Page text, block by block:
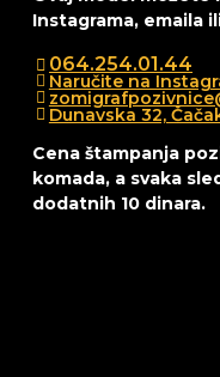
Instagrama, emaila
064.254.01.44
Naručite na
Dunavska 32,
Cena štampanja
komada, a svaka
dodatnih 10 dinara.